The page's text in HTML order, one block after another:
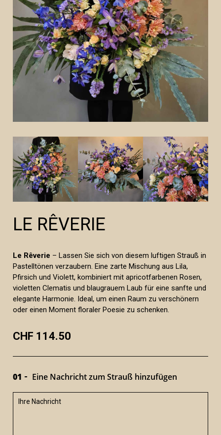
LE RÊVERIE
Le Rêverie – Lassen Sie sich von diesem luftigen Strauß in
Pastelltönen verzaubern. Eine zarte Mischung aus Lila,
Pfirsich und Violett, kombiniert mit apricotfarbenen Rosen,
violetten Clematis und blaugrauem Laub für eine sanfte und
elegante Harmonie. Ideal, um einen Raum zu verschönern
oder einen Moment floraler Poesie zu schenken.
CHF 114.50
01 Eine Nachricht zum Strauß hinzufügen